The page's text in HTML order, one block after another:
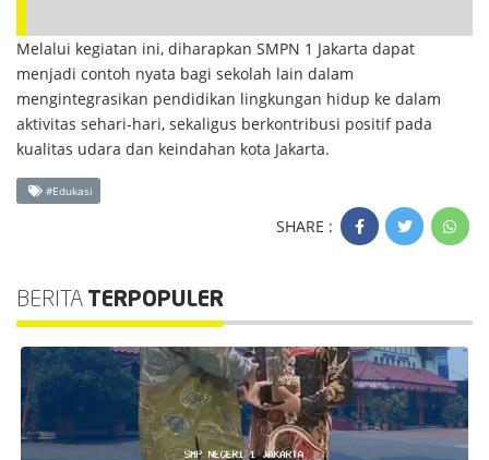
Melalui kegiatan ini, diharapkan SMPN 1 Jakarta dapat
menjadi contoh nyata bagi sekolah lain dalam
mengintegrasikan pendidikan lingkungan hidup ke dalam
aktivitas sehari-hari, sekaligus berkontribusi positif pada
kualitas udara dan keindahan kota Jakarta.
#Edukasi
SHARE :
BERITA TERPOPULER